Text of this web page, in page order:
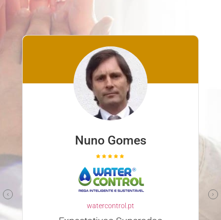
Nuno Ferreira
familyclinic.pt
Parceiro confiável e competente
Escolher a Descomplicar.pt para